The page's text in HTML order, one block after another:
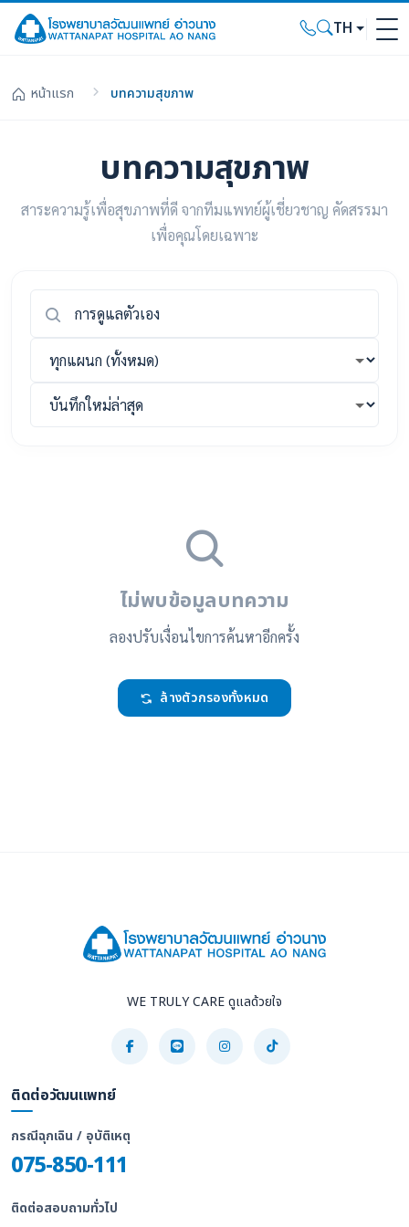
TH
หน้าแรก บทความสุขภาพ
บทความสุขภาพ
สาระความรู้เพื่อสุขภาพที่ดี จากทีมแพทย์ผู้เชี่ยวชาญ คัดสรรมา
เพื่อคุณโดยเฉพาะ
ไม่พบข้อมูลบทความ
ลองปรับเงื่อนไขการค้นหาอีกครั้ง
ล้างตัวกรองทั้งหมด
WE TRULY CARE ดูแลด้วยใจ
ติดต่อวัฒนแพทย์
กรณีฉุกเฉิน / อุบัติเหตุ
075-850-111
ติดต่อสอบถามทั่วไป